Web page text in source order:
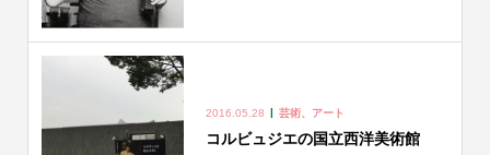
2016.05.28 芸術、アート
コルビュジエの国立西洋美術館